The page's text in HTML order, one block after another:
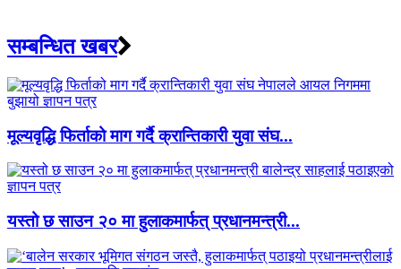
सम्बन्धित खबर
मूल्यवृद्धि फिर्ताको माग गर्दै क्रान्तिकारी युवा संघ...
यस्तो छ साउन २० मा हुलाकमार्फत् प्रधानमन्त्री...